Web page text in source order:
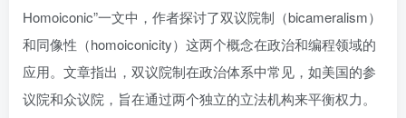
Homoiconic”一文中，作者探讨了双议院制（bicameralism）
和同像性（homoiconicity）这两个概念在政治和编程领域的
应用。文章指出，双议院制在政治体系中常见，如美国的参
议院和众议院，旨在通过两个独立的立法机构来平衡权力。